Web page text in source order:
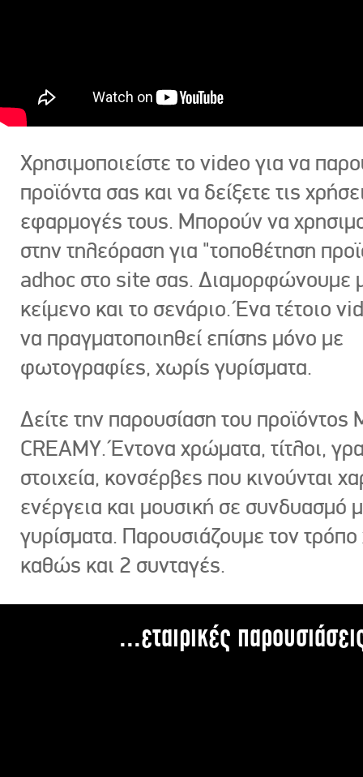
Χρησιμοποιείστε το video για να
προϊόντα σας και να δείξετε τις
εφαρμογές τους. Μπορούν να
στην τηλεόραση για "τοποθέτηση
adhoc στο site σας. Διαμορφώνουμε
κείμενο και το σενάριο. Ένα τέτοιο
να πραγματοποιηθεί επίσης μόνο με
φωτογραφίες, χωρίς γυρίσματα.
Δείτε την παρουσίαση του προϊόντος
CREAMY. Έντονα χρώματα, τίτλοι,
στοιχεία, κονσέρβες που κινούνται
ενέργεια και μουσική σε συνδυασμό
γυρίσματα. Παρουσιάζουμε τον
καθώς και 2 συνταγές.
...εταιρικές